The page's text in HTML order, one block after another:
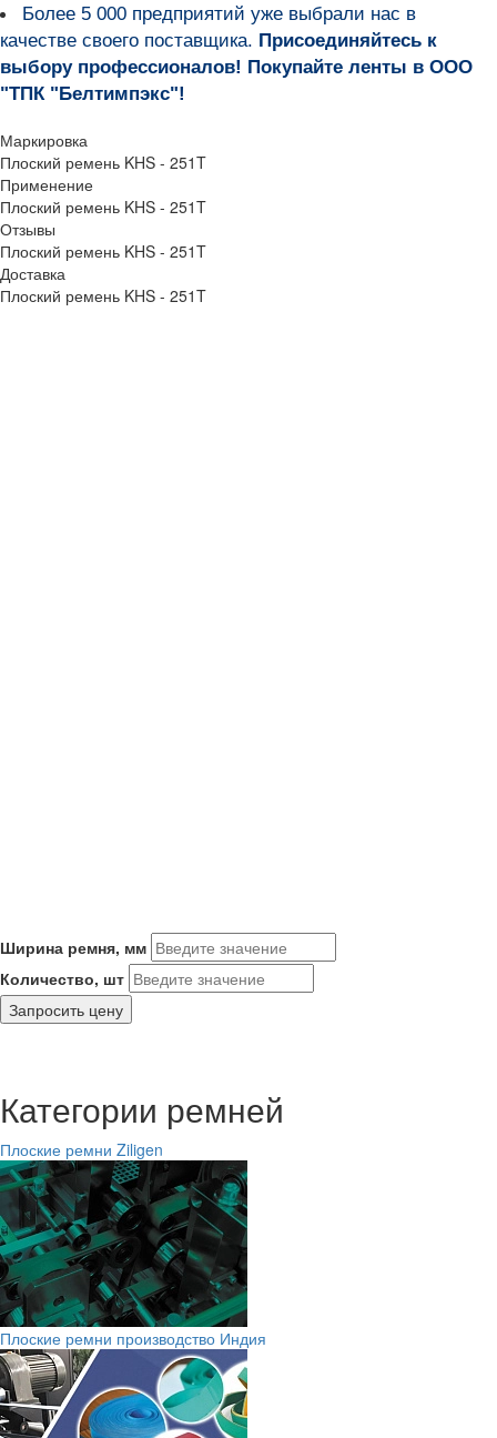
Более 5 000 предприятий уже выбрали нас в
качестве своего поставщика. Присоединяйтесь к
выбору профессионалов! Покупайте ленты в ООО
"ТПК "Белтимпэкс"!
Маркировка
Плоский ремень KHS - 251T
Применение
Плоский ремень KHS - 251T
Отзывы
Плоский ремень KHS - 251T
Доставка
Плоский ремень KHS - 251T
Ширина ремня, мм
Количество, шт
Запросить цену
Категории ремней
Плоские ремни Ziligen
Плоские ремни производство Индия